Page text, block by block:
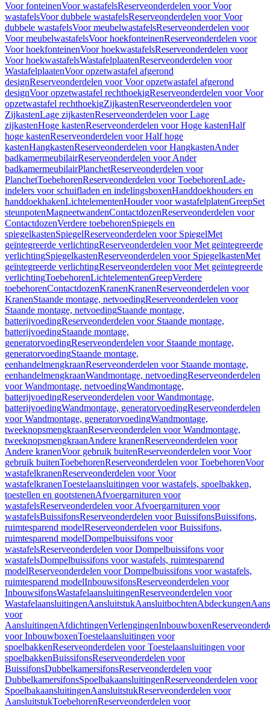
Voor fonteinenVoor wastafelsReserveonderdelen voor Voor
wastafelsVoor dubbele wastafelsReserveonderdelen voor Voor
dubbele wastafelsVoor meubelwastafelsReserveonderdelen voor
Voor meubelwastafelsVoor hoekfonteinenReserveonderdelen voor
Voor hoekfonteinenVoor hoekwastafelsReserveonderdelen voor
Voor hoekwastafelsWastafelplaatenReserveonderdelen voor
WastafelplaatenVoor opzetwastafel afgerond
designReserveonderdelen voor Voor opzetwastafel afgerond
designVoor opzetwastafel rechthoekigReserveonderdelen voor Voor
opzetwastafel rechthoekigZijkastenReserveonderdelen voor
ZijkastenLage zijkastenReserveonderdelen voor Lage
zijkastenHoge kastenReserveonderdelen voor Hoge kastenHalf
hoge kastenReserveonderdelen voor Half hoge
kastenHangkastenReserveonderdelen voor HangkastenAnder
badkamermeubilairReserveonderdelen voor Ander
badkamermeubilairPlanchetReserveonderdelen voor
PlanchetToebehorenReserveonderdelen voor ToebehorenLade-
indelers voor schuifladen en indelingsboxenHanddoekhouders en
handdoekhakenLichtelementenHouder voor wastafelplatenGreepSet
steunpotenMagneetwandenContactdozenReserveonderdelen voor
ContactdozenVerdere toebehorenSpiegels en
spiegelkastenSpiegelReserveonderdelen voor SpiegelMet
geïntegreerde verlichtingReserveonderdelen voor Met geïntegreerde
verlichtingSpiegelkastenReserveonderdelen voor SpiegelkastenMet
geïntegreerde verlichtingReserveonderdelen voor Met geïntegreerde
verlichtingToebehorenLichtelementenGreepVerdere
toebehorenContactdozenKranenKranenReserveonderdelen voor
KranenStaande montage, netvoedingReserveonderdelen voor
Staande montage, netvoedingStaande montage,
batterijvoedingReserveonderdelen voor Staande montage,
batterijvoedingStaande montage,
generatorvoedingReserveonderdelen voor Staande montage,
generatorvoedingStaande montage,
eenhandelmengkraanReserveonderdelen voor Staande montage,
eenhandelmengkraanWandmontage, netvoedingReserveonderdelen
voor Wandmontage, netvoedingWandmontage,
batterijvoedingReserveonderdelen voor Wandmontage,
batterijvoedingWandmontage, generatorvoedingReserveonderdelen
voor Wandmontage, generatorvoedingWandmontage,
tweeknopsmengkraanReserveonderdelen voor Wandmontage,
tweeknopsmengkraanAndere kranenReserveonderdelen voor
Andere kranenVoor gebruik buitenReserveonderdelen voor Voor
gebruik buitenToebehorenReserveonderdelen voor ToebehorenVoor
wastafelkranenReserveonderdelen voor Voor
wastafelkranenToestelaansluitingen voor wastafels, spoelbakken,
toestellen en gootstenenAfvoergarnituren voor
wastafelsReserveonderdelen voor Afvoergarnituren voor
wastafelsBuissifonsReserveonderdelen voor BuissifonsBuissifons,
ruimtesparend modelReserveonderdelen voor Buissifons,
ruimtesparend modelDompelbuissifons voor
wastafelsReserveonderdelen voor Dompelbuissifons voor
wastafelsDompelbuissifons voor wastafels, ruimtesparend
modelReserveonderdelen voor Dompelbuissifons voor wastafels,
ruimtesparend modelInbouwsifonsReserveonderdelen voor
InbouwsifonsWastafelaansluitingenReserveonderdelen voor
WastafelaansluitingenAansluitstukAansluitbochtenAbdeckungen
voor
AansluitingenAfdichtingenVerlengingenInbouwboxen
voor InbouwboxenToestelaansluitingen voor
spoelbakkenReserveonderdelen voor Toestelaansluitingen voor
spoelbakkenBuissifonsReserveonderdelen voor
BuissifonsDubbelkamersifonsReserveonderdelen voor
DubbelkamersifonsSpoelbakaansluitingenReserveonderdelen voor
SpoelbakaansluitingenAansluitstukReserveonderdelen voor
AansluitstukToebehorenReserveonderdelen voor